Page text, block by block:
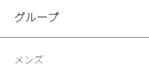
グループ
メンズ